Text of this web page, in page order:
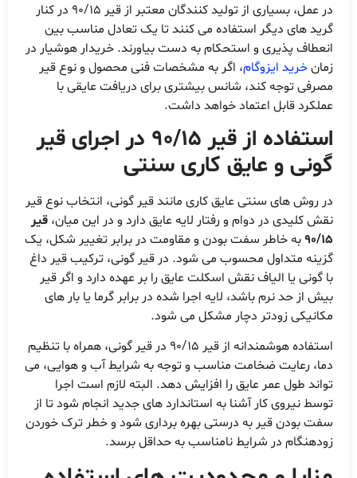
در عمل، بسیاری از تولید کنندگان معتبر از قیر 90/15 در کنار
گرید های دیگر استفاده می کنند تا یک تعادل مناسب بین
انعطاف پذیری و استحکام به دست بیاورند. خریدار هوشیار در
زمانخرید ایزوگام، اگر به مشخصات فنی محصول و نوع قیر
مصرفی توجه کند، شانس بیشتری برای دریافت عایقی با
عملکرد قابل اعتماد خواهد داشت.
استفاده از قیر 90/15 در اجرای قیر
گونی و عایق کاری سنتی
در روش های سنتی عایق کاری مانند قیر گونی، انتخاب نوع قیر
نقش کلیدی در دوام و رفتار لایه عایق دارد و در این میان، قیر
90/15به خاطر سفت بودن و مقاومت در برابر تغییر شکل، یک
گزینه متداول محسوب می شود. در قیر گونی، ترکیب قیر داغ
با گونی یا الیاف نقش اسکلت عایق را بر عهده دارد و اگر قیر
بیش از حد نرم باشد، لایه اجرا شده در برابر گرما یا بار های
مکانیکی زودتر دچار مشکل می شود.
استفاده هوشمندانه از قیر 90/15 در قیر گونی، همراه با تنظیم
دما، رعایت ضخامت مناسب و توجه به شرایط آب و هوایی، می
تواند طول عمر عایق را افزایش دهد. البته لازم است اجرا
توسط نیروی کار آشنا به استاندارد های جدید انجام شود تا از
سفت بودن قیر به درستی بهره برداری شود و خطر ترک خوردن
زودهنگام در شرایط نامناسب به حداقل برسد.